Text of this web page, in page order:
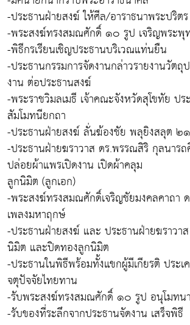
-ประธานฝ่ายสงฆ์ ให้ศีล/อาราธนาพระปริตร
-พระสงฆ์ทรงสมณศักดิ์ ๑๐ รูป เจริญพระพุ
-พิธีกรเรียนเชิญประธานบริเวณแท่นยืน
-ประธานกรรมการจัดงานกล่าวรายงานวัตถุ
งาน ต่อประธานสงฆ์
-พระราชวิมลเมธี เจ้าคณะจังหวัดสุโขทัย ป
สัมโมทนียกถา
-ประธานฝ่ายสงฆ์ ลั่นฆ้องชัย พลุยิงสลุต ๒
-ประธานฝ่ายฆราวาส ดร.พรรณสิริ กุลนาร
ปล่อยผ้าแพรเปิดงาน เปิดผ้าคลุม
ลูกนิมิต (ลูกเอก)
-พระสงฆ์ทรงสมณศักดิ์เจริญชัยมงคลคาถา
เพลงมหาฤกษ์
-ประธานฝ่ายสงฆ์ และ ประธานฝ่ายฆราวา
นิมิต และปิดทองลูกนิมิต
-ประธานในพิธีพร้อมทั้งแขกผู้มีเกียรติ ประเ
จตุปัจจัยไทยทาน
-รับพระสงฆ์ทรงสมณศักดิ์ ๑๐ รูป อนุโมทน
-รับของที่ระลึกจากประธานจัดงาน เสร็จพิธี